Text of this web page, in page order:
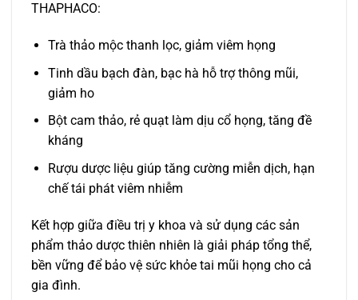
THAPHACO:
Trà thảo mộc thanh lọc, giảm viêm họng
Tinh dầu bạch đàn, bạc hà hỗ trợ thông mũi,
giảm ho
Bột cam thảo, rẻ quạt làm dịu cổ họng, tăng đề
kháng
Rượu dược liệu giúp tăng cường miễn dịch, hạn
chế tái phát viêm nhiễm
Kết hợp giữa điều trị y khoa và sử dụng các sản
phẩm thảo dược thiên nhiên là giải pháp tổng thể,
bền vững để bảo vệ sức khỏe tai mũi họng cho cả
gia đình.